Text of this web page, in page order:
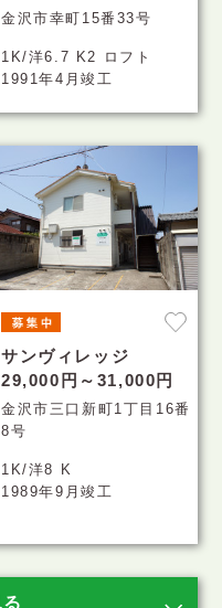
金沢市幸町15番33号
1K/洋6.7 K2 ロフト
1991年4月竣工
サンヴィレッジ
29,000円～31,000円
金沢市三口新町1丁目16番
8号
1K/洋8 K
1989年9月竣工